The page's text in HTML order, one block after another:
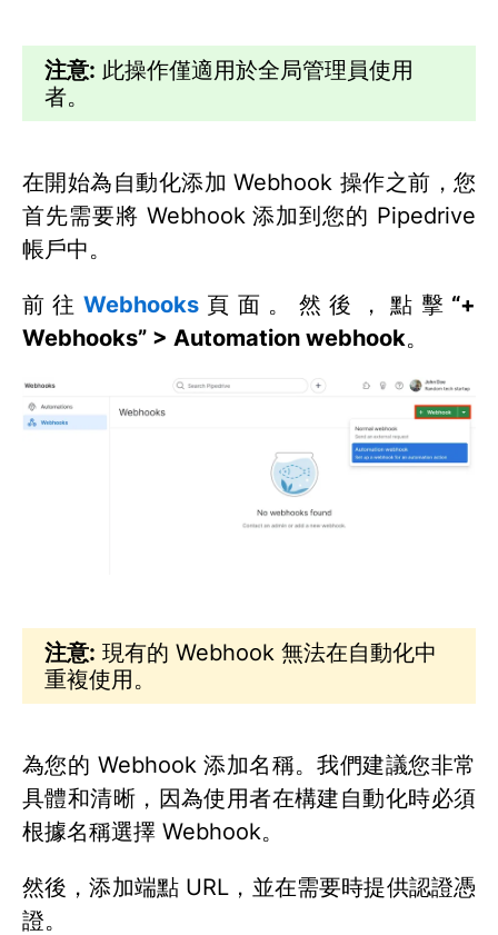
注意: 此操作僅適用於全局管理員使用
者。
在開始為自動化添加 Webhook 操作之前，您
首先需要將 Webhook 添加到您的 Pipedrive
帳戶中。
前往 Webhooks頁面。然後，點擊 “+
Webhooks” > Automation webhook。
注意: 現有的 Webhook 無法在自動化中
重複使用。
為您的 Webhook 添加名稱。我們建議您非常
具體和清晰，因為使用者在構建自動化時必須
根據名稱選擇 Webhook。
然後，添加端點 URL，並在需要時提供認證憑
證。